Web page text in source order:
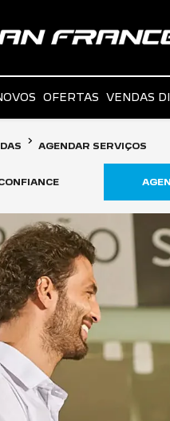
OFERTAS VENDAS
AGENDAR SERVIÇOS